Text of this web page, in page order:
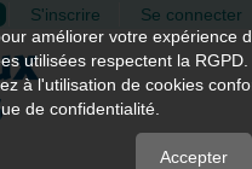
S'inscrire Se connecter
améliorer votre expérience
utilisées respectent la
à l'utilisation de cookies
de confidentialité.
Accepter